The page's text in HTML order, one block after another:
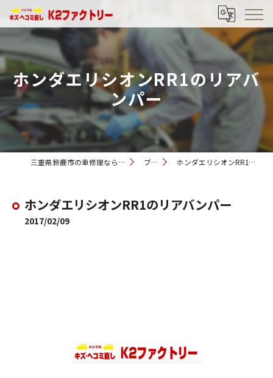
ホンダエリシオンRR1のリアバ
ンパー
三重県鈴鹿市の車修理ならK2ファクトリー ブログ ホンダエリシオンRR1のリアバンパー
ホンダエリシオンRR1のリアバンパー
2017/02/09